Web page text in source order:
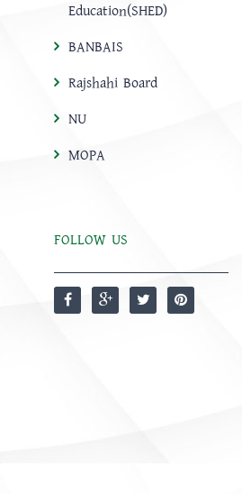
Education(SHED)
BANBAIS
Rajshahi Board
NU
MOPA
FOLLOW US